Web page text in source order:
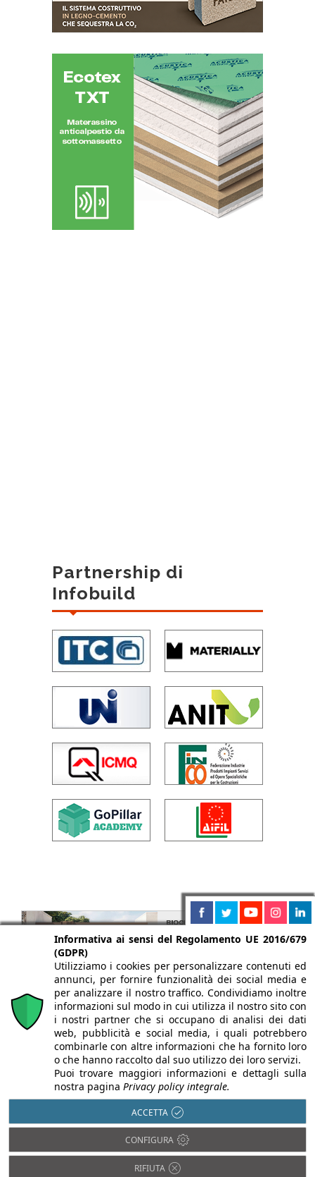
Partnership di
Infobuild
Chi siamo Autori Per la tua pubblicità
Iscriviti alla
newsletter
Informativa ai sensi del Regolamento UE 2016/679
(GDPR)
Utilizziamo i cookies per personalizzare contenuti ed
annunci, per fornire funzionalità dei social media e
per analizzare il nostro traffico. Condividiamo inoltre
informazioni sul modo in cui utilizza il nostro sito con
i nostri partner che si occupano di analisi dei dati
web, pubblicità e social media, i quali potrebbero
combinarle con altre informazioni che ha fornito loro
o che hanno raccolto dal suo utilizzo dei loro servizi.
Puoi trovare maggiori informazioni e dettagli sulla
nostra pagina Privacy policy integrale.
ACCETTA
CONFIGURA
RIFIUTA